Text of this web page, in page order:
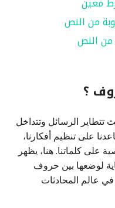
من النص
من النص
؟
الرسائل وتتداخل
على تنظيم أفكارنا،
كلماتنا. هنا، يظهر
لوضعها بين حروف
في عالم المحادثات